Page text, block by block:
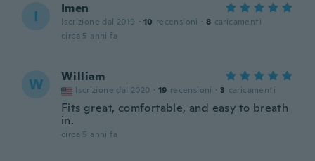
I Imen
Iscrizione dal 2019 · 10 recensioni · 8 caricamenti
circa 5 anni fa
W William
Iscrizione dal 2020 · 19 recensioni · 3 caricamenti
Fits great, comfortable, and easy to breath
in.
circa 5 anni fa